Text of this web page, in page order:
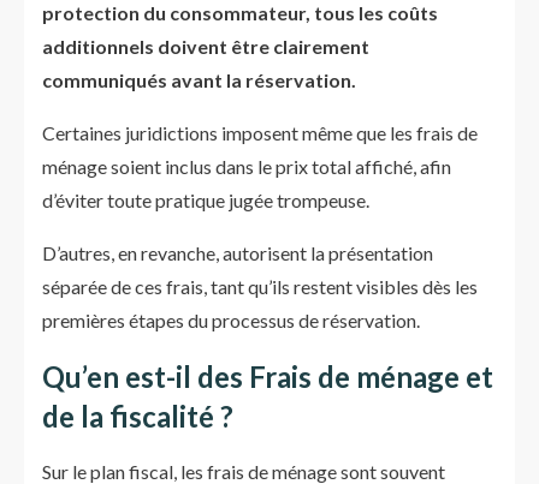
protection du consommateur, tous les coûts
additionnels doivent être clairement
communiqués avant la réservation.
Certaines juridictions imposent même que les frais de
ménage soient inclus dans le prix total affiché, afin
d’éviter toute pratique jugée trompeuse.
D’autres, en revanche, autorisent la présentation
séparée de ces frais, tant qu’ils restent visibles dès les
premières étapes du processus de réservation.
Qu’en est-il des Frais de ménage et
de la fiscalité ?
Sur le plan fiscal, les frais de ménage sont souvent